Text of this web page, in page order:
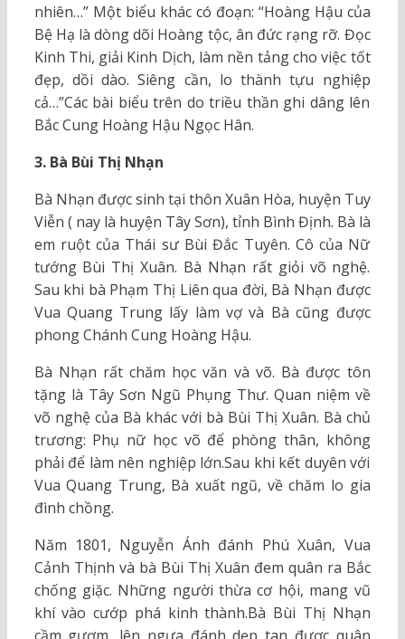
nhiên…” Một biểu khác có đoạn: “Hoàng Hậu của
Bệ Hạ là dòng dõi Hoàng tộc, ân đức rạng rỡ. Đọc
Kinh Thi, giải Kinh Dịch, làm nền tảng cho việc tốt
đẹp, dồi dào. Siêng cần, lo thành tựu nghiệp
cả…”Các bài biểu trên do triều thần ghi dâng lên
Bắc Cung Hoàng Hậu Ngọc Hân.
3. Bà Bùi Thị Nhạn
Bà Nhạn được sinh tại thôn Xuân Hòa, huyện Tuy
Viễn ( nay là huyện Tây Sơn), tỉnh Bình Định. Bà là
em ruột của Thái sư Bùi Đắc Tuyên. Cô của Nữ
tướng Bùi Thị Xuân. Bà Nhạn rất giỏi võ nghệ.
Sau khi bà Phạm Thị Liên qua đời, Bà Nhạn được
Vua Quang Trung lấy làm vợ và Bà cũng được
phong Chánh Cung Hoàng Hậu.
Bà Nhạn rất chăm học văn và võ. Bà được tôn
tặng là Tây Sơn Ngũ Phụng Thư. Quan niệm về
võ nghệ của Bà khác với bà Bùi Thị Xuân. Bà chủ
trương: Phụ nữ học võ để phòng thân, không
phải để làm nên nghiệp lớn.Sau khi kết duyên với
Vua Quang Trung, Bà xuất ngũ, về chăm lo gia
đình chồng.
Năm 1801, Nguyễn Ánh đánh Phú Xuân, Vua
Cảnh Thịnh và bà Bùi Thị Xuân đem quân ra Bắc
chống giặc. Những người thừa cơ hội, mang vũ
khí vào cướp phá kinh thành.Bà Bùi Thị Nhạn